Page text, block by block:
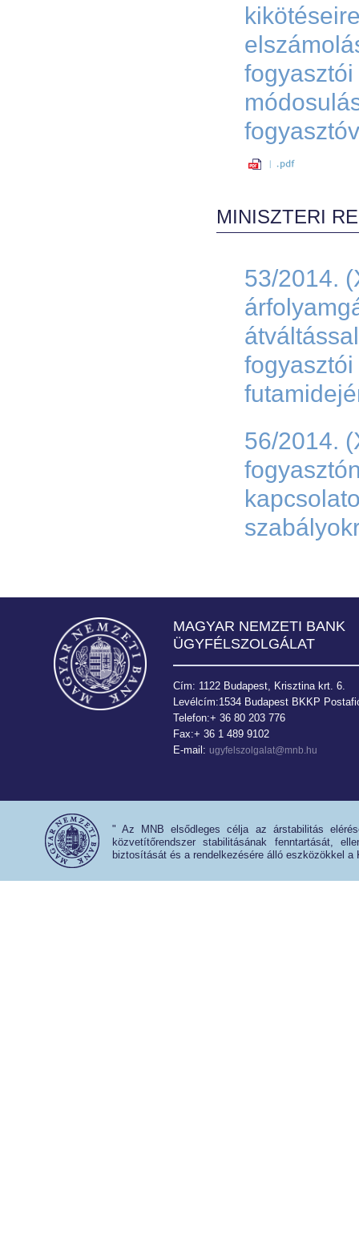
MINISZTERI
53/2014.
56/2014.
MAGYAR NEMZETI BANK
ÜGYFÉLSZOLGÁLAT
Cím: 1122 Budapest, Krisztina krt. 6.
Levélcím:1534 Budapest BKKP
Telefon:+ 36 80 203 776
Fax:+ 36 1 489 9102
E-mail: ugyfelszolgalat@mnb.hu
" Az MNB elsődleges célja az árstabilitás
közvetítőrendszer stabilitásának fenntartását,
biztosítását és a rendelkezésére álló eszközökkel a